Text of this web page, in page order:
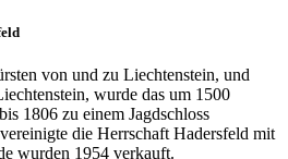
von und zu Liechtenstein, und
wurde das um 1500
1806 zu einem Jagdschloss
die Herrschaft Hadersfeld mit
wurden 1954 verkauft.